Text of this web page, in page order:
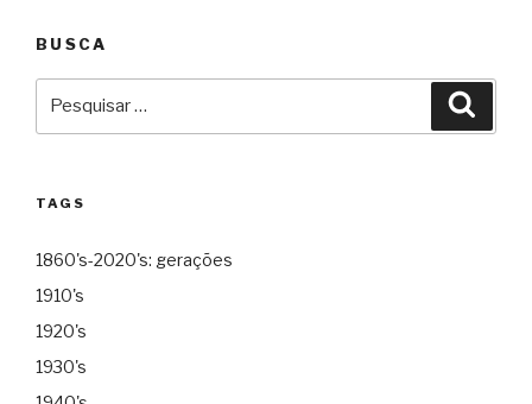
BUSCA
TAGS
1860's-2020's: gerações
1910's
1920's
1930's